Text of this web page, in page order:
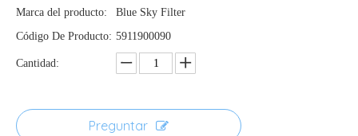
Marca del producto:
Blue Sky Filter
Código De Producto: 5911900090
Cantidad:
Preguntar